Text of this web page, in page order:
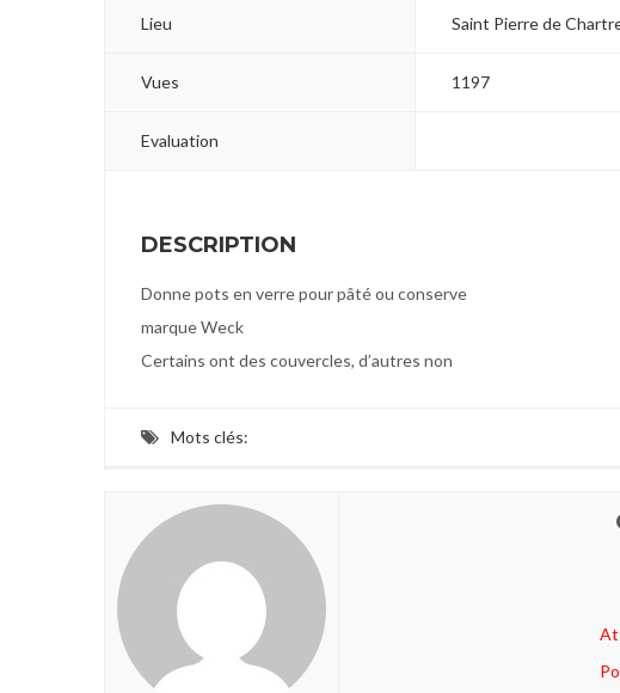
Lieu Saint Pierre de
Vues 1197
Evaluation
DESCRIPTION
Donne pots en verre pour pâté ou conserve
marque Weck
Certains ont des couvercles, d’autres non
Mots clés: